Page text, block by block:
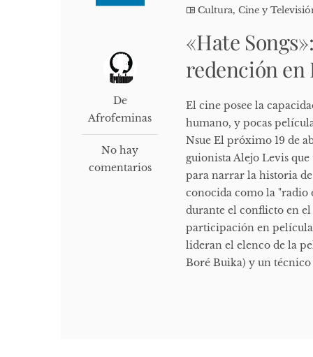
De
Afrofeminas
No hay
comentarios
Cultura, Cine y
«Hate
redención en
El cine posee la
humano, y pocas
Nsue El próximo 19 de
guionista Alejo Levis
para narrar la historia
conocida como la "radio
durante el conflicto en
participación en
lideran el elenco de la
Boré Buika) y un